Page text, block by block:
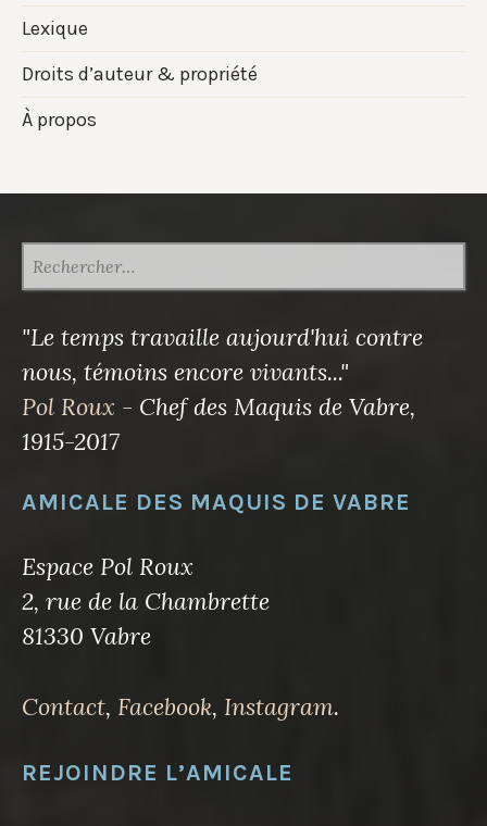
Lexique
Droits d’auteur & propriété
À propos
"Le temps travaille aujourd'hui contre
nous, témoins encore vivants..."
Pol Roux - Chef des Maquis de Vabre,
1915-2017
AMICALE DES MAQUIS DE VABRE
Espace Pol Roux
2, rue de la Chambrette
81330 Vabre
Contact, Facebook, Instagram.
REJOINDRE L’AMICALE